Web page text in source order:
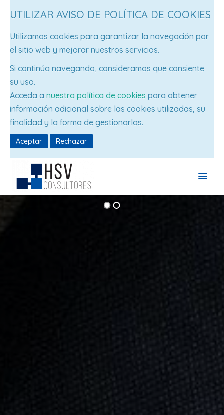
UTILIZAR AVISO DE POLÍTICA DE COOKIES
Utilizamos cookies para garantizar la navegación por
el sitio web y mejorar nuestros servicios.
Si continúa navegando, consideramos que consiente
su uso.
Acceda a nuestra política de cookies para obtener
información adicional sobre las cookies utilizadas, su
finalidad y la forma de gestionarlas.
Aceptar Rechazar